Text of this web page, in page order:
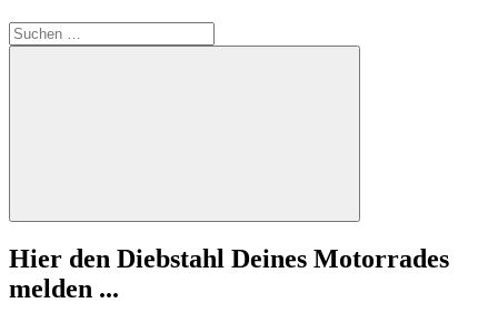
Suchen
nach:
Suchen
Hier den Diebstahl Deines Motorrades
melden ...